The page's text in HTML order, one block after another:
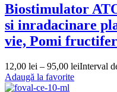
Biostimulator
si inradacinare
vie, Pomi
12,00 lei – 95,00 leiInterval
Adaugă la favorite